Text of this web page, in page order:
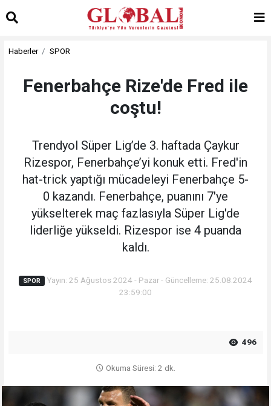
Haberler SPOR
Fenerbahçe Rize'de Fred ile
coştu!
Trendyol Süper Lig’de 3. haftada Çaykur
Rizespor, Fenerbahçe’yi konuk etti. Fred'in
hat-trick yaptığı mücadeleyi Fenerbahçe 5-
0 kazandı. Fenerbahçe, puanını 7'ye
yükselterek maç fazlasıyla Süper Lig'de
liderliğe yükseldi. Rizespor ise 4 puanda
kaldı.
SPOR
Yayın: 25 Ağustos 2024 - Pazar - Güncelleme: 25.08.2024
23:59:00
496
Okuma Süresi: 2 dk.